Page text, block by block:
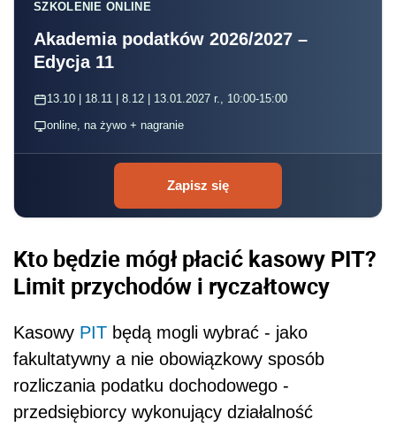
SZKOLENIE ONLINE
Akademia podatków 2026/2027 –
Edycja 11
13.10 | 18.11 | 8.12 | 13.01.2027 r., 10:00-15:00
online, na żywo + nagranie
Zapisz się
Kto będzie mógł płacić kasowy PIT?
Limit przychodów i ryczałtowcy
Kasowy PIT będą mogli wybrać - jako
fakultatywny a nie obowiązkowy sposób
rozliczania podatku dochodowego -
przedsiębiorcy wykonujący działalność